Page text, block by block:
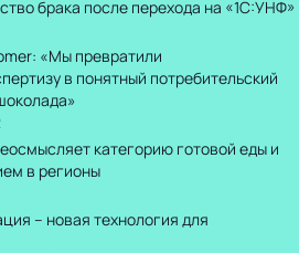
брака после перехода на «1С:УНФ»
«Мы превратили
в понятный потребительский
категорию готовой еды и
в регионы
– новая технология для